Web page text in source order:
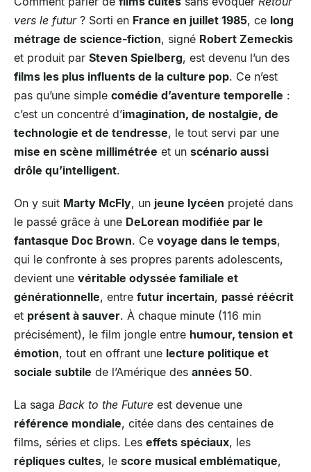
vers le futur? Sorti en France en juillet 1985, ce long
métrage de science-fiction, signé Robert Zemeckis
et produit par Steven Spielberg, est devenu l’un des
films les plus influents de la culture pop. Ce n’est
pas qu’une simple comédie d’aventure temporelle :
c’est un concentré d’imagination, de nostalgie, de
technologie et de tendresse, le tout servi par une
mise en scène millimétrée et un scénario aussi
drôle qu’intelligent.
On y suit Marty McFly, un jeune lycéen projeté dans
le passé grâce à une DeLorean modifiée par le
fantasque Doc Brown. Ce voyage dans le temps,
qui le confronte à ses propres parents adolescents,
devient une véritable odyssée familiale et
générationnelle, entre futur incertain, passé réécrit
et présent à sauver. À chaque minute (116 min
précisément), le film jongle entre humour, tension et
émotion, tout en offrant une lecture politique et
sociale subtile de l’Amérique des années 50.
La saga Back to the Future est devenue une
référence mondiale, citée dans des centaines de
films, séries et clips. Les effets spéciaux, les
répliques cultes, le score musical emblématique,